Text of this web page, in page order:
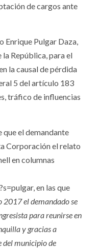
de cargos ante
Enrique Pulgar Daza,
República, para el
la causal de pérdida
5 del artículo 183
tráfico de influencias
que el demandante
Corporación el relato
en columnas
en las que
2017 el demandado se
para reunirse en
y gracias a
del municipio de